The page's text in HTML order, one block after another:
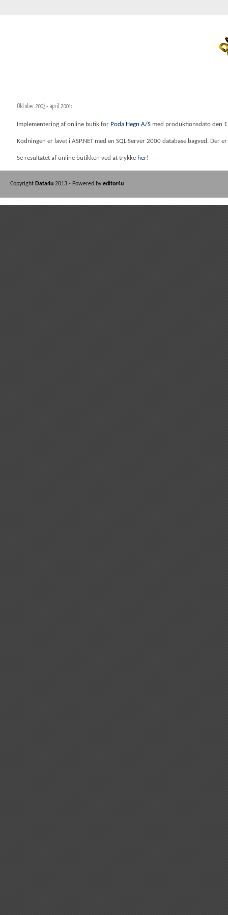
Oktober 2003 - april 2004:
Implementering af online butik for Poda Hegn A/S med produktionsdato den
Kodningen er lavet i ASP.NET med en SQL Server 2000 database bagved.
Se resultatet af online butikken ved at trykke her!
Copyright Data4u 2013 - Powered by editor4u